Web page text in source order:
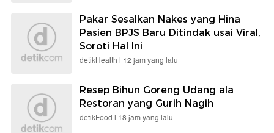
Pakar Sesalkan Nakes yang Hina
Pasien BPJS Baru Ditindak usai Viral,
Soroti Hal Ini
detikHealth | 12 jam yang lalu
Resep Bihun Goreng Udang ala
Restoran yang Gurih Nagih
detikFood | 18 jam yang lalu